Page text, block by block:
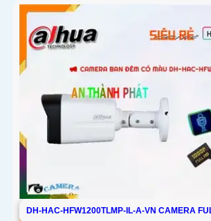
DH-HAC-HFW1200TLMP-IL-A-VN CAMERA